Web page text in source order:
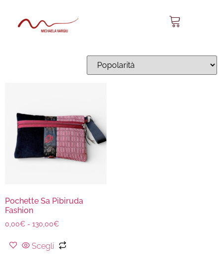
Sa Pibiruda Fashion 17
Pochette Sa Pibiruda
Fashion
0,00€ - 130,00€
Scegli